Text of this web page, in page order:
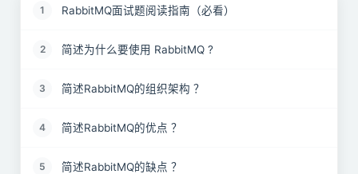
1 RabbitMQ面试题阅读指南（必看）
2 简述为什么要使用 RabbitMQ ?
3 简述RabbitMQ的组织架构 ？
4 简述RabbitMQ的优点 ？
5 简述RabbitMQ的缺点 ？